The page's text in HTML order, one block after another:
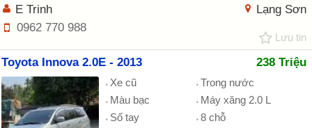
Lạng Sơn
E Trinh
0962 770 988
Lưu tin
Toyota Innova 2.0E - 2013 238 Triệu
Xe cũ
Trong nước
Màu bạc
Máy xăng 2.0 L
Số tay
8 chỗ